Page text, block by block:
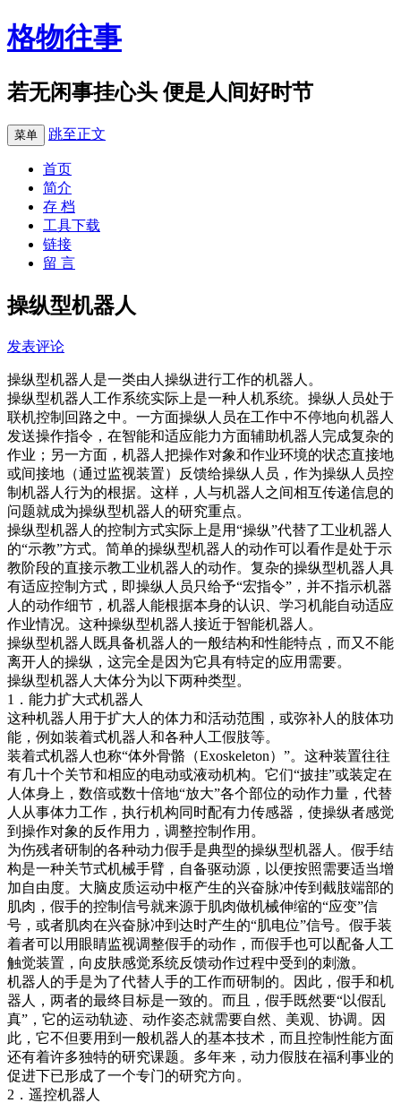
格物往事
若无闲事挂心头 便是人间好时节
菜单 跳至正文
首页
简介
存 档
工具下载
链接
留 言
操纵型机器人
发表评论
操纵型机器人是一类由人操纵进行工作的机器人。
操纵型机器人工作系统实际上是一种人机系统。操纵人员处于
联机控制回路之中。一方面操纵人员在工作中不停地向机器人
发送操作指令，在智能和适应能力方面辅助机器人完成复杂的
作业；另一方面，机器人把操作对象和作业环境的状态直接地
或间接地（通过监视装置）反馈给操纵人员，作为操纵人员控
制机器人行为的根据。这样，人与机器人之间相互传递信息的
问题就成为操纵型机器人的研究重点。
操纵型机器人的控制方式实际上是用“操纵”代替了工业机器人
的“示教”方式。简单的操纵型机器人的动作可以看作是处于示
教阶段的直接示教工业机器人的动作。复杂的操纵型机器人具
有适应控制方式，即操纵人员只给予“宏指令”，并不指示机器
人的动作细节，机器人能根据本身的认识、学习机能自动适应
作业情况。这种操纵型机器人接近于智能机器人。
操纵型机器人既具备机器人的一般结构和性能特点，而又不能
离开人的操纵，这完全是因为它具有特定的应用需要。
操纵型机器人大体分为以下两种类型。
1．能力扩大式机器人
这种机器人用于扩大人的体力和活动范围，或弥补人的肢体功
能，例如装着式机器人和各种人工假肢等。
装着式机器人也称“体外骨骼（Exoskeleton）”。这种装置往往
有几十个关节和相应的电动或液动机构。它们“披挂”或装定在
人体身上，数倍或数十倍地“放大”各个部位的动作力量，代替
人从事体力工作，执行机构同时配有力传感器，使操纵者感觉
到操作对象的反作用力，调整控制作用。
为伤残者研制的各种动力假手是典型的操纵型机器人。假手结
构是一种关节式机械手臂，自备驱动源，以便按照需要适当增
加自由度。大脑皮质运动中枢产生的兴奋脉冲传到截肢端部的
肌肉，假手的控制信号就来源于肌肉做机械伸缩的“应变”信
号，或者肌肉在兴奋脉冲到达时产生的“肌电位”信号。假手装
着者可以用眼睛监视调整假手的动作，而假手也可以配备人工
触觉装置，向皮肤感觉系统反馈动作过程中受到的刺激。
机器人的手是为了代替人手的工作而研制的。因此，假手和机
器人，两者的最终目标是一致的。而且，假手既然要“以假乱
真”，它的运动轨迹、动作姿态就需要自然、美观、协调。因
此，它不但要用到一般机器人的基本技术，而且控制性能方面
还有着许多独特的研究课题。多年来，动力假肢在福利事业的
促进下已形成了一个专门的研究方向。
2．遥控机器人